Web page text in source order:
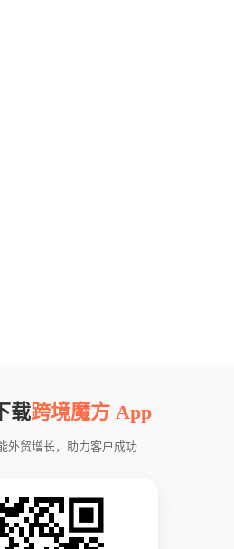
载跨境魔方 App
外贸增长，助力客户成功